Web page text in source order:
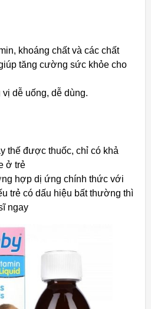
khoáng chất và các chất
tăng cường sức khỏe cho
dễ uống, dễ dùng.
thế được thuốc, chỉ có khả
ở trẻ
hợp dị ứng chính thức với
trẻ có dấu hiệu bất thường thì
ngay